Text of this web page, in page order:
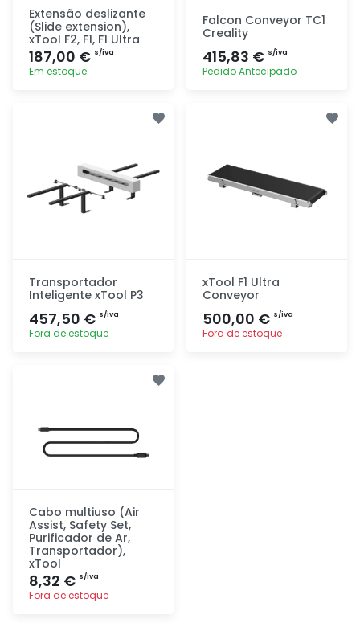
Extensão deslizante
(Slide extension),
xTool F2, F1, F1 Ultra
187,00 € s/iva
Em estoque
Falcon Conveyor TC1
Creality
415,83 € s/iva
Pedido Antecipado
Transportador
Inteligente xTool P3
457,50 € s/iva
Fora de estoque
xTool F1 Ultra
Conveyor
500,00 € s/iva
Fora de estoque
Cabo multiuso (Air
Assist, Safety Set,
Purificador de Ar,
Transportador),
xTool
8,32 € s/iva
Fora de estoque